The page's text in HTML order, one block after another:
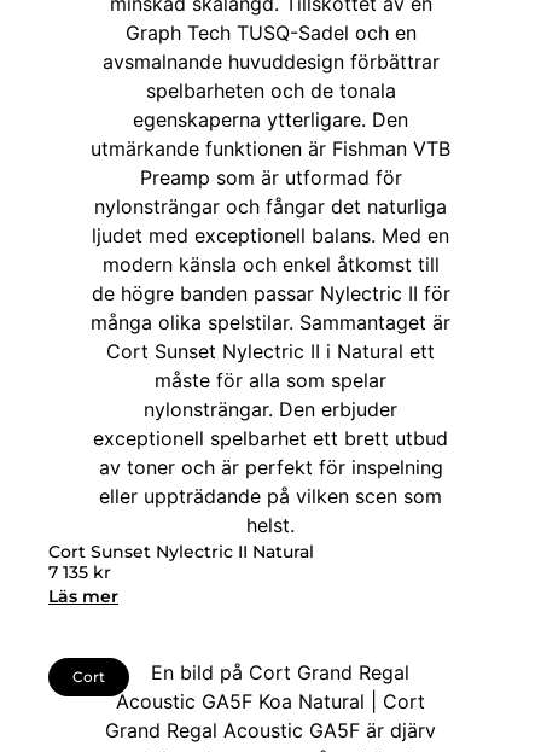
Cort Sunset Nylectric II Natural
7 135 kr
Läs mer
Cort